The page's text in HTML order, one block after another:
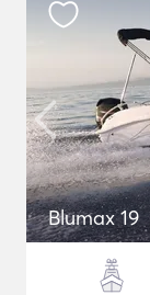
Blumax 19